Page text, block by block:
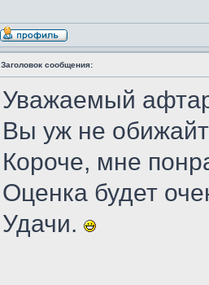
Заголовок сообщения:
Уважаемый
Вы уж не
Короче, мне
Оценка будет
Удачи.